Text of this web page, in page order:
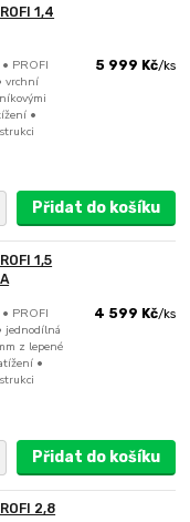
1,4
PROFI
vrchní
•
5 999 Kč/ks
Přidat do košíku
1,5
PROFI
jednodílná
z lepené
•
4 599 Kč/ks
Přidat do košíku
2,8